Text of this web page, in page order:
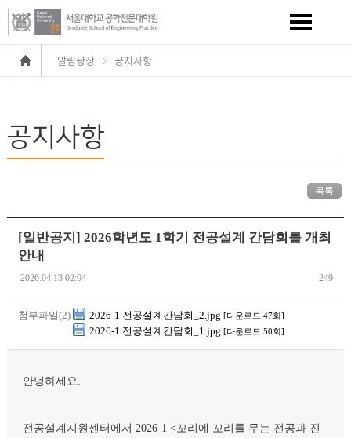
알림광장 공지사항
공지사항
목록
[일반공지] 2026학년도 1학기 전공설계 간담회를 개최
안내
2026.04.13 02:04 249
첨부파일(2) 2026-1 전공설계간담회_2.jpg [다운로드:47회]
2026-1 전공설계간담회_1.jpg [다운로드:50회]
안녕하세요.
전공설계지원센터에서 2026-1 <꼬리에 꼬리를 무는 전공과 진